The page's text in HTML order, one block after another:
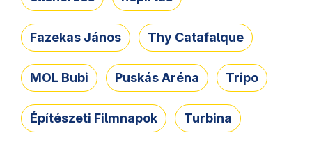
Fazekas János Thy Catafalque
MOL Bubi Puskás Aréna Tripo
Építészeti Filmnapok Turbina